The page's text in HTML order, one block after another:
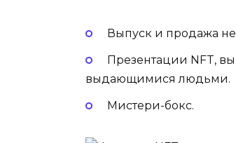
Выпуск и продажа
Презентации NFT,
выдающимися людьми.
Мистери-бокс.